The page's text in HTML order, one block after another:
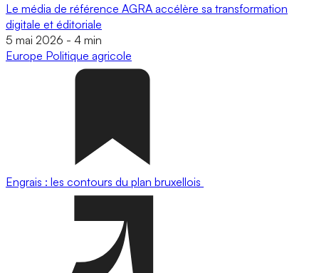
Le média de référence AGRA accélère sa transformation
digitale et éditoriale
5 mai 2026 - 4 min
Europe Politique agricole
Engrais : les contours du plan bruxellois